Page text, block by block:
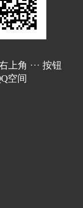
上角 ··· 按钮
空间